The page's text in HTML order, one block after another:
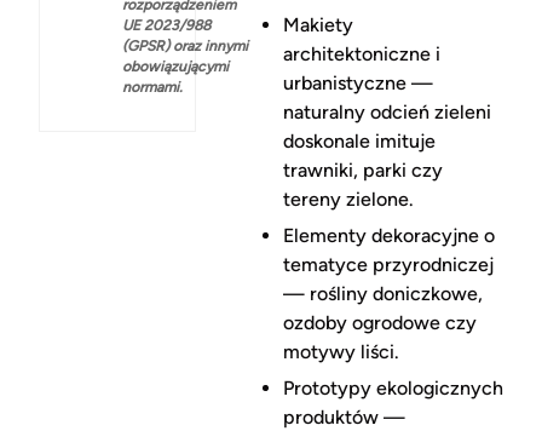
rozporządzeniem
UE 2023/988
(GPSR) oraz innymi
obowiązującymi
normami.
Makiety
architektoniczne i
urbanistyczne —
naturalny odcień zieleni
doskonale imituje
trawniki, parki czy
tereny zielone.
Elementy dekoracyjne o
tematyce przyrodniczej
— rośliny doniczkowe,
ozdoby ogrodowe czy
motywy liści.
Prototypy ekologicznych
produktów —